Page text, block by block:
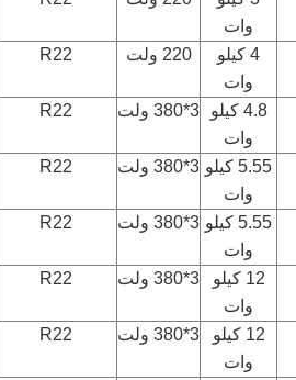
وات
4 کیلو
وات
220 ولت R22
4.8 کیلو
وات
3*380 ولت R22
5.55 کیلو
وات
3*380 ولت R22
5.55 کیلو
وات
3*380 ولت R22
12 کیلو
وات
3*380 ولت R22
12 کیلو
وات
3*380 ولت R22